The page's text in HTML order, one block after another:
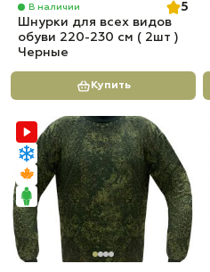
В наличии
5
Шнурки для всех видов
обуви 220-230 см ( 2шт )
Черные
Купить